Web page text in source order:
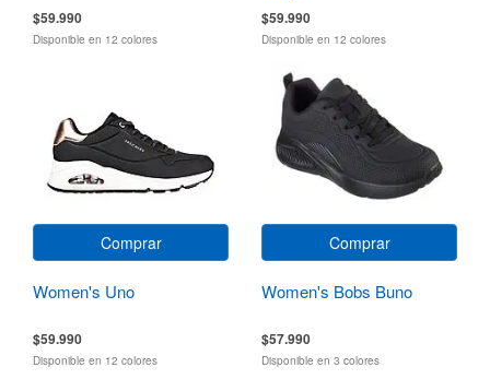
$59.990
Disponible en 12 colores
$59.990
Disponible en 12 colores
Comprar
Women's Uno
$59.990
Disponible en 12 colores
Comprar
Women's Bobs Buno
$57.990
Disponible en 3 colores